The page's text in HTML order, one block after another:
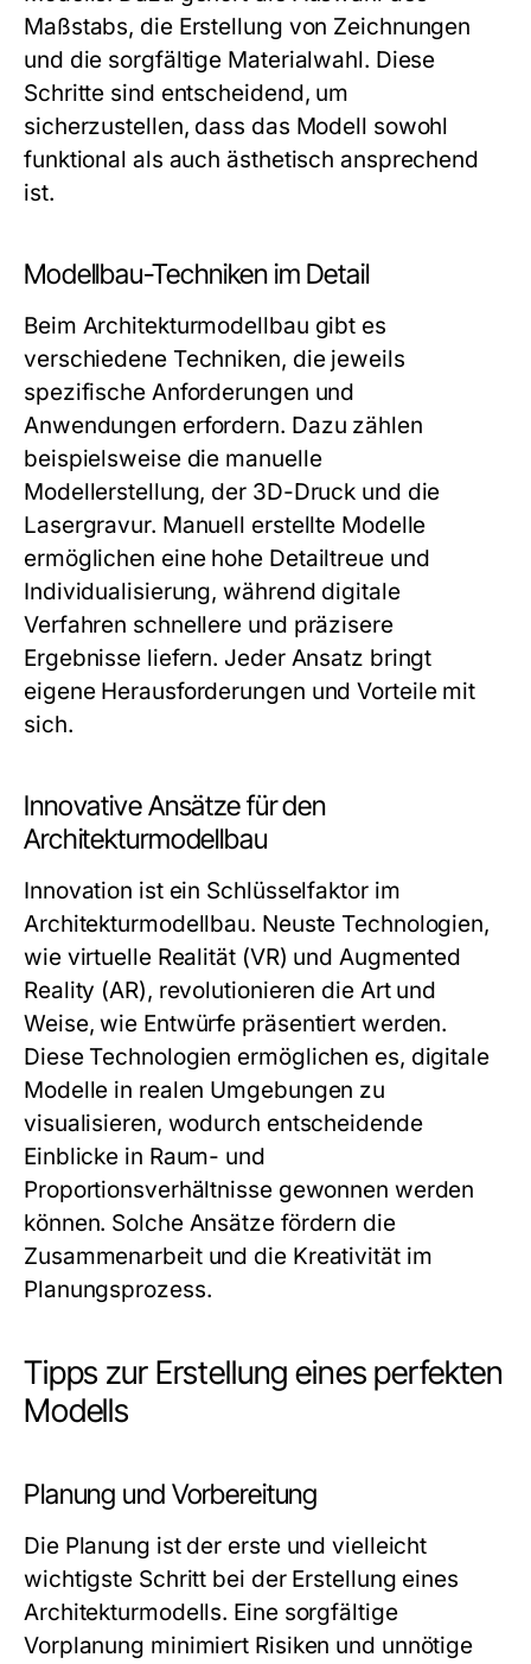
Maßstabs, die Erstellung von Zeichnungen
und die sorgfältige Materialwahl. Diese
Schritte sind entscheidend, um
sicherzustellen, dass das Modell sowohl
funktional als auch ästhetisch ansprechend
ist.
Modellbau-Techniken im Detail
Beim Architekturmodellbau gibt es
verschiedene Techniken, die jeweils
spezifische Anforderungen und
Anwendungen erfordern. Dazu zählen
beispielsweise die manuelle
Modellerstellung, der 3D-Druck und die
Lasergravur. Manuell erstellte Modelle
ermöglichen eine hohe Detailtreue und
Individualisierung, während digitale
Verfahren schnellere und präzisere
Ergebnisse liefern. Jeder Ansatz bringt
eigene Herausforderungen und Vorteile mit
sich.
Innovative Ansätze für den
Architekturmodellbau
Innovation ist ein Schlüsselfaktor im
Architekturmodellbau. Neuste Technologien,
wie virtuelle Realität (VR) und Augmented
Reality (AR), revolutionieren die Art und
Weise, wie Entwürfe präsentiert werden.
Diese Technologien ermöglichen es, digitale
Modelle in realen Umgebungen zu
visualisieren, wodurch entscheidende
Einblicke in Raum- und
Proportionsverhältnisse gewonnen werden
können. Solche Ansätze fördern die
Zusammenarbeit und die Kreativität im
Planungsprozess.
Tipps zur Erstellung eines perfekten
Modells
Planung und Vorbereitung
Die Planung ist der erste und vielleicht
wichtigste Schritt bei der Erstellung eines
Architekturmodells. Eine sorgfältige
Vorplanung minimiert Risiken und unnötige